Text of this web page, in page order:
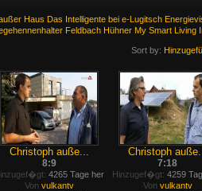
Haus Das Intelligente bei e-Lugitsch
Feldbach Hühner My Smart Living
Sort by:
Christoph auße...
8:9
4265 Tage her
Von vulkantv
Christoph
7:18
Hinzugef�gt: 4259
Von vulkantv